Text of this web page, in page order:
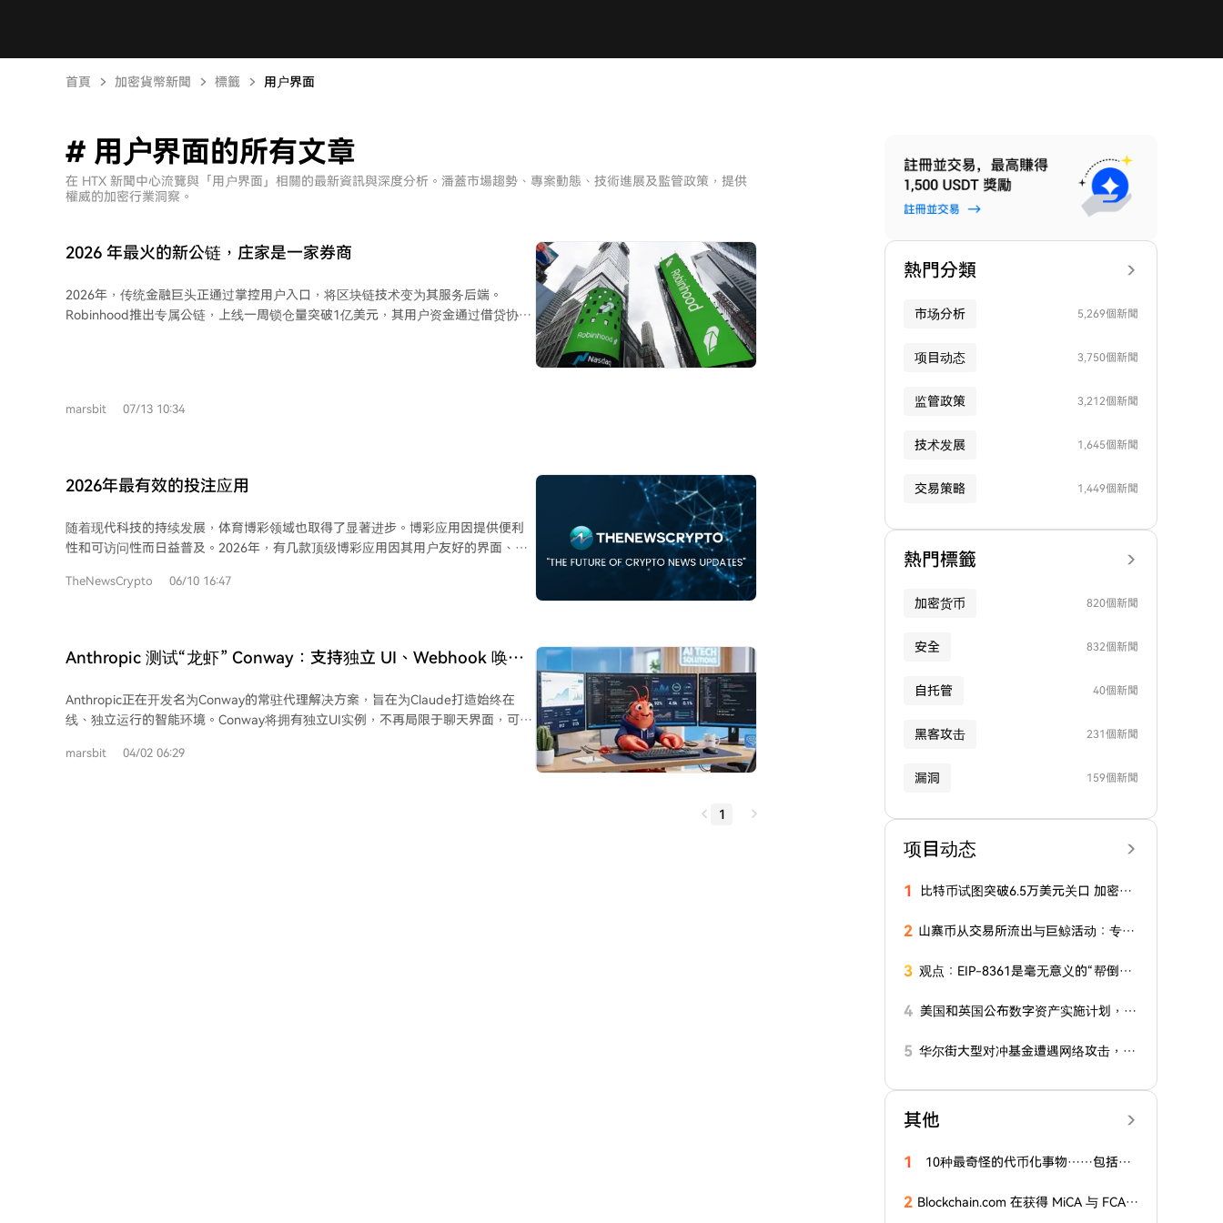
首頁 加密貨幣新聞 標籤 用户界面
# 用户界面的所有文章
在 HTX 新聞中心流覽與「用户界面」相關的最新資訊與深度分析。潘蓋市場趨勢、專案動態、技術進展及監管政策，提供
權威的加密行業洞察。
2026 年最火的新公链，庄家是一家券商
2026年，传统金融巨头正通过掌控用户入口，将区块链技术变为其服务后端。
Robinhood推出专属公链，上线一周锁仓量突破1亿美元，其用户资金通过借贷协议
金融效用。然而，产业链中公链和发行方的角色趋于同质化和内卷，真正的价值高
暂时无法进入美国市场。这反而给一些专注于合规架构的小型公司带来了机会。 最
终，文章指出，资产上链的技术故事可能被高估，而用户入口的垄断价值被低估。
上。用户无需理解区块链，金融巨头正将复杂技术隐藏在熟悉的操作界面之后。
marsbit 07/13 10:34
2026年最有效的投注应用
随着现代科技的持续发展，体育博彩领域也取得了显著进步。博彩应用因提供便利
性和可访问性而日益普及。2026年，有几款顶级博彩应用因其用户友好的界面、广
Hill，它们提供直观的设计、多种投注选项、实时比赛直播和盘中投注功能。
体育市场、有竞争力的赔率、赛事直播、盘中投注选项以及安全的支付方式。此
外，应用的界面设计、易用性和客户服务质量也至关重要。 展望未来，随着技术进
的用户数据安全措施。总而言之，2026年的最佳博彩应用融合了友好界面、丰富的
市场、创新功能和可靠支持，为新老用户提供了顺畅愉快的投注体验。 请务必负责
任地、在自身经济能力范围内进行投注。祝2026年投注愉快！
TheNewsCrypto 06/10 16:47
Anthropic 测试“龙虾” Conway：支持独立 UI、Webhook 唤醒
Anthropic正在开发名为Conway的常驻代理解决方案，旨在为Claude打造始终在
线、独立运行的智能环境。Conway将拥有独立UI实例，不再局限于聊天界面，可直
与任务处理。该系统还支持通过Webhook被外部服务或事件触发，增强自动化响应
marsbit 04/02 06:29
1
熱門分類
市场分析 5,269個新聞
项目动态 3,750個新聞
监管政策 3,212個新聞
技术发展 1,645個新聞
交易策略 1,449個新聞
熱門標籤
加密货币 820個新聞
安全 832個新聞
自托管 40個新聞
黑客攻击 231個新聞
漏洞 159個新聞
项目动态
1
比特币试图突破6.5万美元关口 加密货
2 山寨币从交易所流出与巨鲸活动：专家
3 观点：EIP-8361是毫无意义的“帮倒
4 美国和英国公布数字资产实施计划，旨
5 华尔街大型对冲基金遭遇网络攻击，加
其他
1
10种最奇怪的代币化事物……包括放
2 Blockchain.com 在获得 MiCA 与 FCA